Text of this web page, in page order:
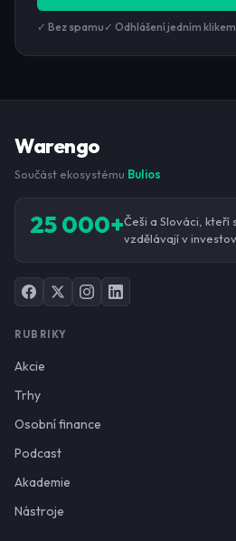
✓ Bez spamu ✓ Odhlášení jedním klikem
Warengo
Součást ekosystému Bulios
25 000+Češi a Slováci, kteří
vzdělávají v
RUBRIKY
Akcie
Trhy
Osobní finance
Podcast
Akademie
Nástroje